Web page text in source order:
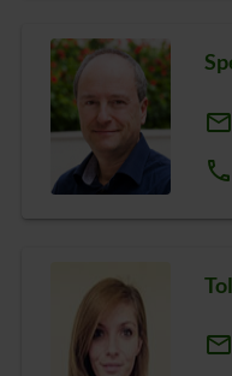
email
phone
email